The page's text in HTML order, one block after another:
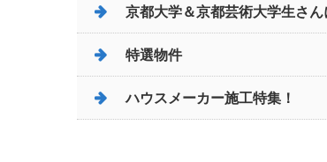
京都大学＆京都芸術大学生さん
特選物件
ハウスメーカー施工特集！